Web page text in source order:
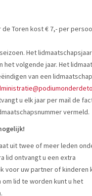
de Toren kost € 7,- per
Het
het volgende jaar. Het
van een
u elk jaar per mail de
vermeld.
uit twee of meer leden
lid ontvangt u een extra
voor uw partner of kinderen
lid te worden kunt u het